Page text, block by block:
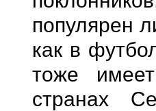
популярен
как в
тоже
странах